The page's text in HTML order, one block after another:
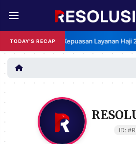
TODAY'S RECAP
BPS: Indeks Kepuasan Layanan Haji 2026
REDAKSI TENTANG
RESOLUSI IKLAN
EDITORIAL AKSARA
FINANSIA PERSONA ID: